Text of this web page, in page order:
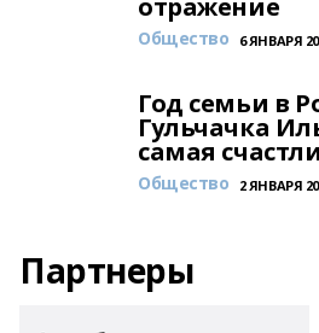
отражение
Общество 6 ЯНВАРЯ
Год семьи в
Гульчачка
самая
Общество 2 ЯНВАРЯ
Партнеры